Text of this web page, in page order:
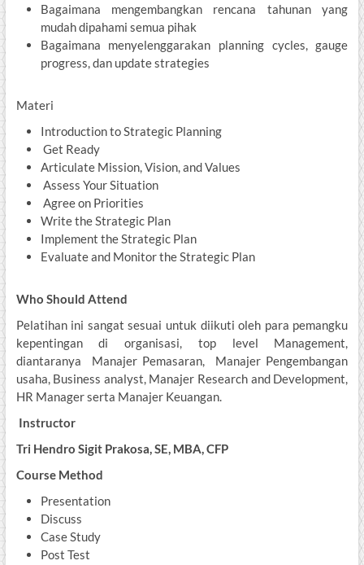
Bagaimana mengembangkan rencana tahunan yang
mudah dipahami semua pihak
Bagaimana menyelenggarakan planning cycles, gauge
progress, dan update strategies
Materi
Introduction to Strategic Planning
Get Ready
Articulate Mission, Vision, and Values
Assess Your Situation
Agree on Priorities
Write the Strategic Plan
Implement the Strategic Plan
Evaluate and Monitor the Strategic Plan
Who Should Attend
Pelatihan ini sangat sesuai untuk diikuti oleh para pemangku
kepentingan di organisasi, top level Management,
diantaranya Manajer Pemasaran, Manajer Pengembangan
usaha, Business analyst, Manajer Research and Development,
HR Manager serta Manajer Keuangan.
Instructor
Tri Hendro Sigit Prakosa, SE, MBA, CFP
Course Method
Presentation
Discuss
Case Study
Post Test